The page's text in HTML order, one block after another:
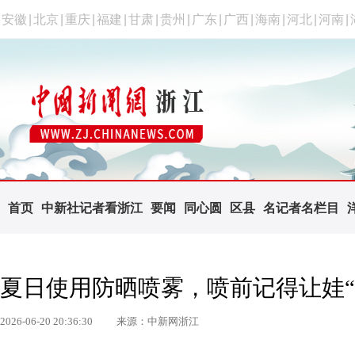
安徽 北京 重庆 福建 甘肃 贵州 广东 广西 海南 河北 河南
首页 中新社记者看浙江 要闻 同心圆 区县 名记者名栏目
夏日使用防晒喷雾，喷前记得让娃
2026-06-20 20:36:30 来源：中新网浙江